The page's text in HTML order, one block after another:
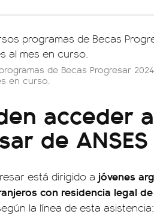
de Becas Progresar
en curso.
acceder
de ANSES
está dirigido a jóvenes
con residencia legal
la línea de esta asistencia: